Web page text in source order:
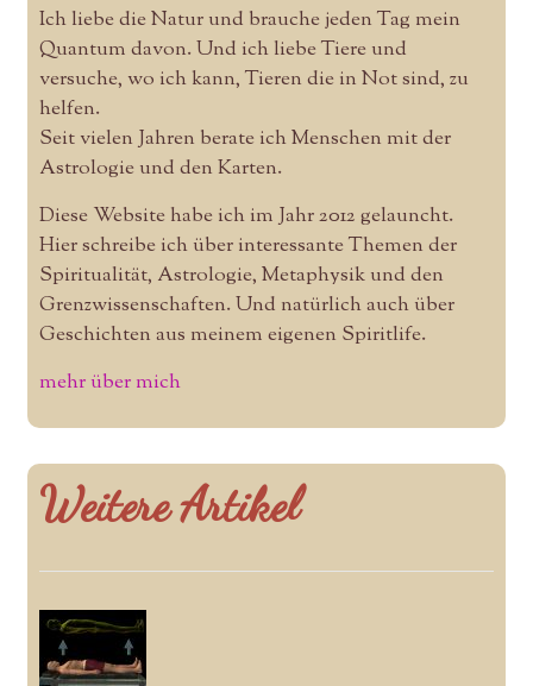
Ich liebe die Natur und brauche jeden Tag mein
Quantum davon. Und ich liebe Tiere und
versuche, wo ich kann, Tieren die in Not sind, zu
helfen.
Seit vielen Jahren berate ich Menschen mit der
Astrologie und den Karten.
Diese Website habe ich im Jahr 2012 gelauncht.
Hier schreibe ich über interessante Themen der
Spiritualität, Astrologie, Metaphysik und den
Grenzwissenschaften. Und natürlich auch über
Geschichten aus meinem eigenen Spiritlife.
mehr über mich
Weitere Artikel